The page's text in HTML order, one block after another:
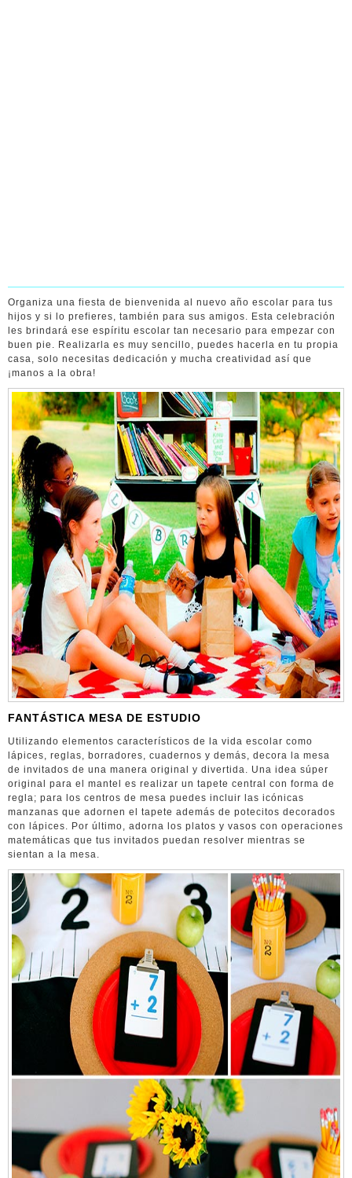
Organiza una fiesta de bienvenida al nuevo año escolar para tus
hijos y si lo prefieres, también para sus amigos. Esta celebración
les brindará ese espíritu escolar tan necesario para empezar con
buen pie. Realizarla es muy sencillo, puedes hacerla en tu propia
casa, solo necesitas dedicación y mucha creatividad así que
¡manos a la obra!
FANTÁSTICA MESA DE ESTUDIO
Utilizando elementos característicos de la vida escolar como
lápices, reglas, borradores, cuadernos y demás, decora la mesa
de invitados de una manera original y divertida. Una idea súper
original para el mantel es realizar un tapete central con forma de
regla; para los centros de mesa puedes incluir las icónicas
manzanas que adornen el tapete además de potecitos decorados
con lápices. Por último, adorna los platos y vasos con operaciones
matemáticas que tus invitados puedan resolver mientras se
sientan a la mesa.